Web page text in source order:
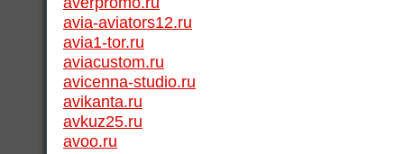
avia-aviators12.ru
avia1-tor.ru
aviacustom.ru
avicenna-studio.ru
avikanta.ru
avkuz25.ru
avoo.ru